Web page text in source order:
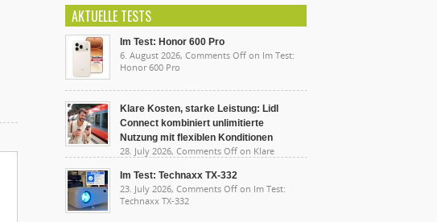
AKTUELLE TESTS
Im Test: Honor 600 Pro
6. August 2026, Comments Off on Im Test:
Honor 600 Pro
Klare Kosten, starke Leistung: Lidl
Connect kombiniert unlimitierte
Nutzung mit flexiblen Konditionen
28. July 2026, Comments Off on Klare
unlimitierte Nutzung mit flexiblen Konditionen
Im Test: Technaxx TX-332
23. July 2026, Comments Off on Im Test:
Technaxx TX-332